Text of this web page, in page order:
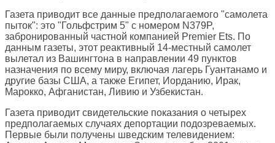
Газета приводит все данные предполагаемого "самолета
пыток": это "Гольфстрим 5" с номером N379P,
забронированный частной компанией Premier Ets. По
данным газеты, этот реактивный 14-местный самолет
вылетал из Вашингтона в направлении 49 пунктов
назначения по всему миру, включая лагерь Гуантанамо и
другие базы США, а также Египет, Иорданию, Ирак,
Марокко, Афганистан, Ливию и Узбекистан.
Газета приводит свидетельские показания о четырех
предполагаемых случаях депортации подозреваемых.
Первые были получены шведским телевидением: